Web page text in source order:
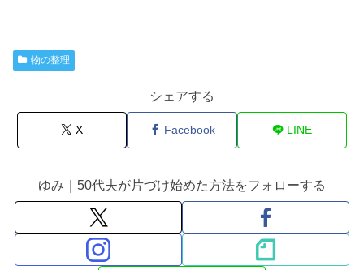
物の整理
シェアする
X Facebook LINE
ゆみ｜50代夫が片づけ始めた方法をフォローする